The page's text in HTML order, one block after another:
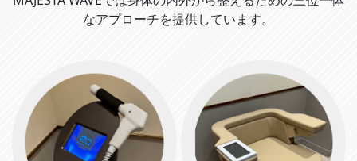
なアプローチを提供しています。